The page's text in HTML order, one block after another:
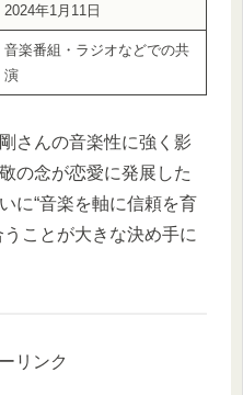
2024年1月11日
音楽番組・ラジオなどでの共
演
さんの音楽性に強く影
の念が恋愛に発展した
に“音楽を軸に信頼を育
ことが大きな決め手に
リンク